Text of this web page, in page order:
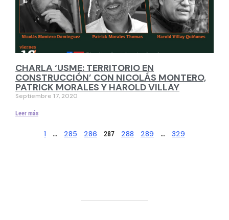
CHARLA ‘USME: TERRITORIO EN
CONSTRUCCIÓN’ CON NICOLÁS MONTERO,
PATRICK MORALES Y HAROLD VILLAY
Septiembre 17, 2020
Leer más
1 … 285 286 287 288 289 … 329